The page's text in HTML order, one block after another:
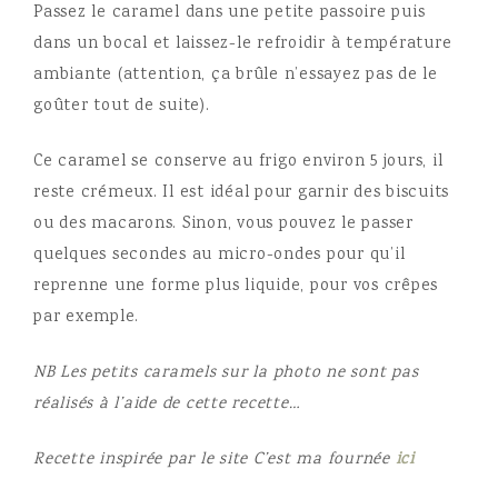
Passez le caramel dans une petite passoire puis
dans un bocal et laissez-le refroidir à température
ambiante (attention, ça brûle n’essayez pas de le
goûter tout de suite).
Ce caramel se conserve au frigo environ 5 jours, il
reste crémeux. Il est idéal pour garnir des biscuits
ou des macarons. Sinon, vous pouvez le passer
quelques secondes au micro-ondes pour qu’il
reprenne une forme plus liquide, pour vos crêpes
par exemple.
NB Les petits caramels sur la photo ne sont pas
réalisés à l’aide de cette recette…
Recette inspirée par le site C’est ma fournée ici